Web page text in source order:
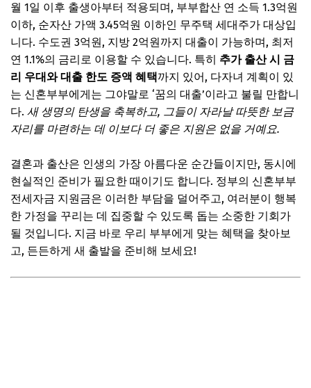
월 1일 이후 출생아부터 적용되며, 부부합산 연 소득 1.3억원
이하, 순자산 가액 3.45억원 이하인 무주택 세대주가 대상입
니다. 수도권 3억원, 지방 2억원까지 대출이 가능하며, 최저
연 1.1%의 금리로 이용할 수 있습니다. 특히 추가 출산 시 금
리 우대와 대출 한도 증액 혜택까지 있어, 다자녀 계획이 있
는 신혼부부에게는 그야말로 ‘꿈의 대출’이라고 불릴 만합니
다. 새 생명의 탄생을 축복하고, 그들이 자라날 따뜻한 보금
자리를 마련하는 데 이보다 더 좋은 지원은 없을 거예요.
결혼과 출산은 인생의 가장 아름다운 순간들이지만, 동시에
현실적인 준비가 필요한 때이기도 합니다. 정부의 신혼부부
전세자금 지원금은 이러한 부담을 덜어주고, 여러분이 행복
한 가정을 꾸리는 데 집중할 수 있도록 돕는 소중한 기회가
될 것입니다. 지금 바로 우리 부부에게 맞는 혜택을 찾아보
고, 든든하게 새 출발을 준비해 보세요!